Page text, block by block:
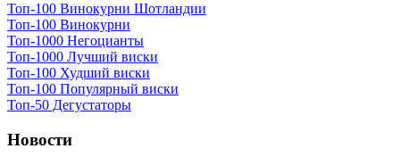
Топ-100 Винокурни Шотландии
Топ-100 Винокурни
Топ-1000 Негоцианты
Топ-1000 Лучший виски
Топ-100 Худший виски
Топ-100 Популярный виски
Топ-50 Дегустаторы
Новости